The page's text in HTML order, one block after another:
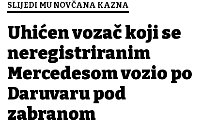
SLIJEDI MU NOVČANA KAZNA
Uhićen vozač koji se
neregistriranim
Mercedesom vozio po
Daruvaru pod
zabranom